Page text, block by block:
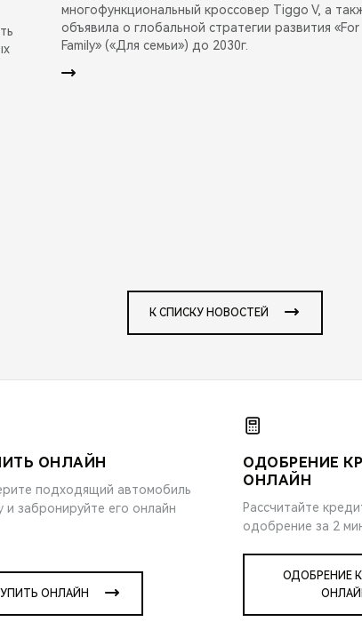
многофункциональный кроссовер Tiggo V, а
объявила о глобальной стратегии развития «For
Family» («Для семьи») до 2030г.
К СПИСКУ НОВОСТЕЙ
ОНЛАЙН
подходящий автомобиль
и забронируйте его онлайн
ОНЛАЙН
ОДОБРЕНИЕ
ОНЛАЙН
Рассчитайте
одобрение за 2
ОДОБРЕНИЕ